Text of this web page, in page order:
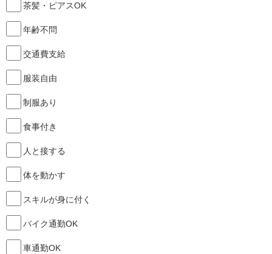
茶髪・ピアスOK
年齢不問
交通費支給
服装自由
制服あり
食事付き
人と接する
体を動かす
スキルが身に付く
バイク通勤OK
車通勤OK